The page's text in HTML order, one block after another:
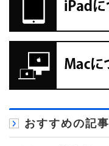
おすすめの記事